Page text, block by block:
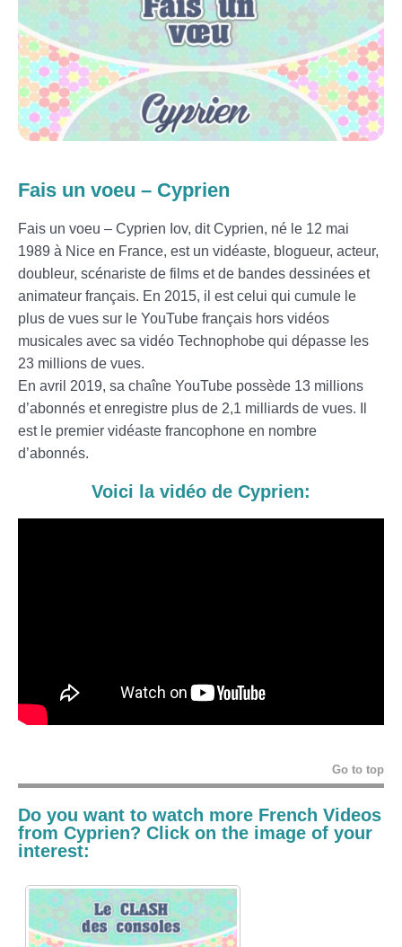
Fais un voeu – Cyprien
Fais un voeu – Cyprien Iov, dit Cyprien, né le 12 mai
1989 à Nice en France, est un vidéaste, blogueur, acteur,
doubleur, scénariste de films et de bandes dessinées et
animateur français. En 2015, il est celui qui cumule le
plus de vues sur le YouTube français hors vidéos
musicales avec sa vidéo Technophobe qui dépasse les
23 millions de vues.
En avril 2019, sa chaîne YouTube possède 13 millions
d’abonnés et enregistre plus de 2,1 milliards de vues. Il
est le premier vidéaste francophone en nombre
d’abonnés.
Voici la vidéo de Cyprien:
Go to top
Do you want to watch more French Videos
from Cyprien? Click on the image of your
interest: